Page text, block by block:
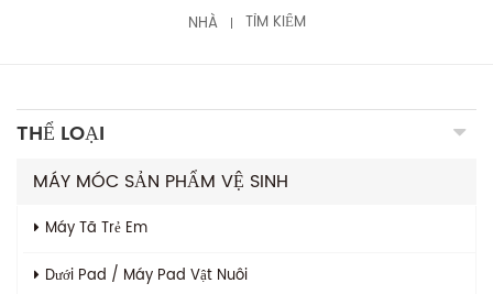
NHÀ TÌM KIẾM
THỂ LOẠI
MÁY MÓC SẢN PHẨM VỆ SINH
Máy Tã Trẻ Em
Dưới Pad / Máy Pad Vật Nuôi